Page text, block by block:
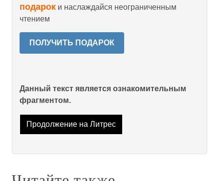
подарок и наслаждайся неограниченным
чтением
ПОЛУЧИТЬ ПОДАРОК
Данный текст является ознакомительным
фрагментом.
Продолжение на Литрес